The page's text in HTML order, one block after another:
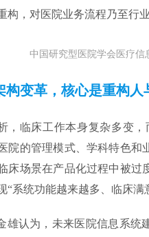
构，对医院业务流程乃至行
中国研究型医院学会医疗
构变革，核心是重构人
，临床工作本身复杂多变
院的管理模式、学科特色
床场景在产品化过程中被
“系统功能越来越多、临床满
雄认为，未来医院信息系统